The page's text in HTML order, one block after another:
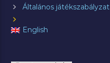
Általános játékszabályzat
English